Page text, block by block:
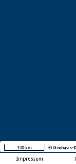
Impressum
100 km © Geobasis-